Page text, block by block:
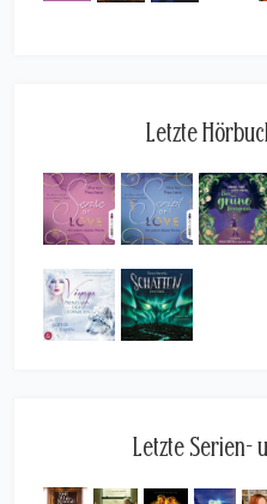
Letzte
Letzte Serien-